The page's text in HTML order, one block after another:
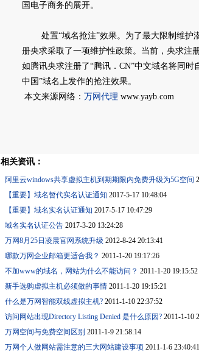
国电子商务的展开。
处置“域名抢注”效果。为了最大限制维护
册央求采取了一项维护性政策。当前，央求注
如腾讯央求注册了“腾讯．CN”中文域名将同时
中国”域名上发作的抢注效果。
本文来源网络： 万网代理 www.yayb.com
相关资讯：
阿里云windows共享虚拟主机到期期限内免费升级为5G空间
【重要】域名暂代实名认证通知 2017-5-17 10:48:04
【重要】域名实名认证通知 2017-5-17 10:47:29
域名实名认证公告 2017-3-20 13:24:28
万网8月25日凌晨官网系统升级 2012-8-24 20:13:41
哪款万网企业邮箱更适合我？ 2011-1-20 19:17:26
不加www的域名，网站为什么不能访问？ 2011-1-20 19:15:52
新手选购虚拟主机必须做的事情 2011-1-20 19:15:21
什么是万网智能双线虚拟主机? 2011-1-10 22:37:52
访问网站出现Directory Listing Denied 是什么原因? 2011-1-10
万网空间与免费空间区别 2011-1-9 21:58:14
万网个人做网站需注意的三大网站建设事项 2011-1-6 23:40:41